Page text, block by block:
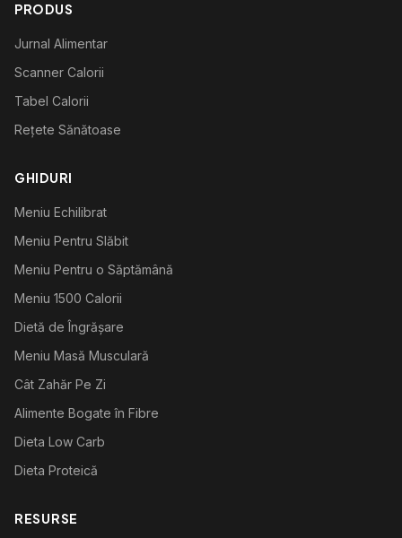
PRODUS
Jurnal Alimentar
Scanner Calorii
Tabel Calorii
Rețete Sănătoase
GHIDURI
Meniu Echilibrat
Meniu Pentru Slăbit
Meniu Pentru o Săptămână
Meniu 1500 Calorii
Dietă de Îngrășare
Meniu Masă Musculară
Cât Zahăr Pe Zi
Alimente Bogate în Fibre
Dieta Low Carb
Dieta Proteică
RESURSE